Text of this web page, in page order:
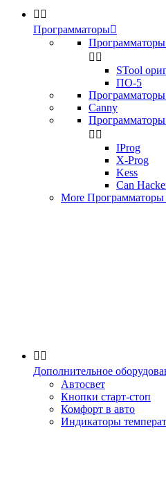
 
Программаторы
 
STool
ПО-5
Canny
 
IProg
X-Prog
Kess
Can
More Программаторы
 
Дополнительное
Автосвет
Кнопки старт-стоп
Комфорт в авто
Индикаторы